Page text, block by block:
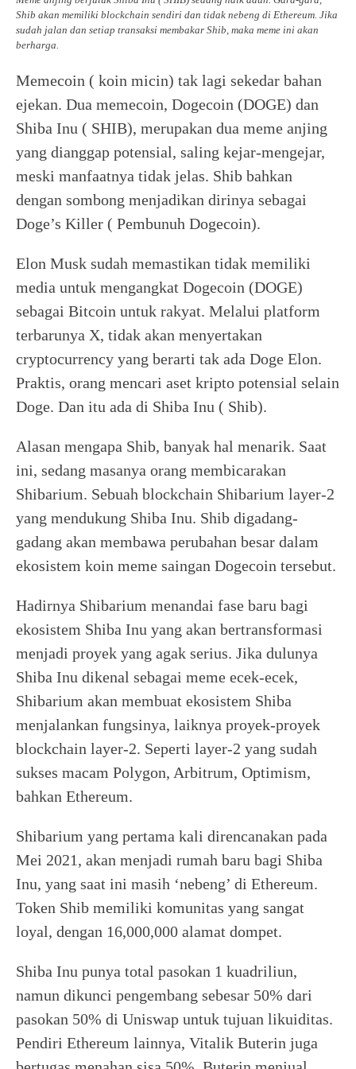
Shib akan memiliki blockchain sendiri dan tidak nebeng di Ethereum. Jika
sudah jalan dan setiap transaksi membakar Shib, maka meme ini akan
berharga.
Memecoin ( koin micin) tak lagi sekedar bahan
ejekan. Dua memecoin, Dogecoin (DOGE) dan
Shiba Inu ( SHIB), merupakan dua meme anjing
yang dianggap potensial, saling kejar-mengejar,
meski manfaatnya tidak jelas. Shib bahkan
dengan sombong menjadikan dirinya sebagai
Doge’s Killer ( Pembunuh Dogecoin).
Elon Musk sudah memastikan tidak memiliki
media untuk mengangkat Dogecoin (DOGE)
sebagai Bitcoin untuk rakyat. Melalui platform
terbarunya X, tidak akan menyertakan
cryptocurrency yang berarti tak ada Doge Elon.
Praktis, orang mencari aset kripto potensial selain
Doge. Dan itu ada di Shiba Inu ( Shib).
Alasan mengapa Shib, banyak hal menarik. Saat
ini, sedang masanya orang membicarakan
Shibarium. Sebuah blockchain Shibarium layer-2
yang mendukung Shiba Inu. Shib digadang-
gadang akan membawa perubahan besar dalam
ekosistem koin meme saingan Dogecoin tersebut.
Hadirnya Shibarium menandai fase baru bagi
ekosistem Shiba Inu yang akan bertransformasi
menjadi proyek yang agak serius. Jika dulunya
Shiba Inu dikenal sebagai meme ecek-ecek,
Shibarium akan membuat ekosistem Shiba
menjalankan fungsinya, laiknya proyek-proyek
blockchain layer-2. Seperti layer-2 yang sudah
sukses macam Polygon, Arbitrum, Optimism,
bahkan Ethereum.
Shibarium yang pertama kali direncanakan pada
Mei 2021, akan menjadi rumah baru bagi Shiba
Inu, yang saat ini masih ‘nebeng’ di Ethereum.
Token Shib memiliki komunitas yang sangat
loyal, dengan 16,000,000 alamat dompet.
Shiba Inu punya total pasokan 1 kuadriliun,
namun dikunci pengembang sebesar 50% dari
pasokan 50% di Uniswap untuk tujuan likuiditas.
Pendiri Ethereum lainnya, Vitalik Buterin juga